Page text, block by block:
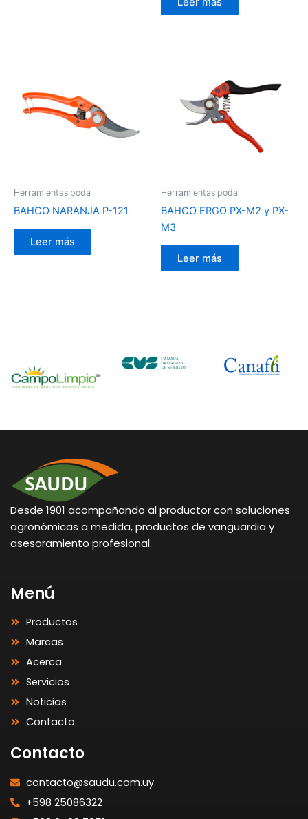
Herramientas poda
BAHCO NARANJA P-121
Leer más
Herramientas poda
BAHCO ERGO PX-M2 y PX-
M3
Leer más
Desde 1901 acompañando al productor con soluciones
agronómicas a medida, productos de vanguardia y
asesoramiento profesional.
Menú
Productos
Marcas
Acerca
Servicios
Noticias
Contacto
Contacto
contacto@saudu.com.uy
+598 25086322